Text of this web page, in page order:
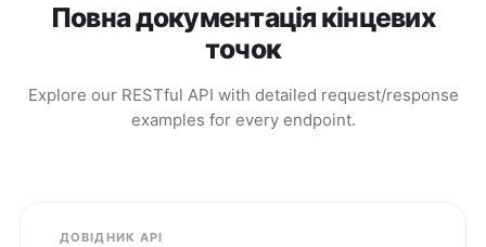
Повна документація кінцевих
точок
Explore our RESTful API with detailed request/response
examples for every endpoint.
ДОВІДНИК API